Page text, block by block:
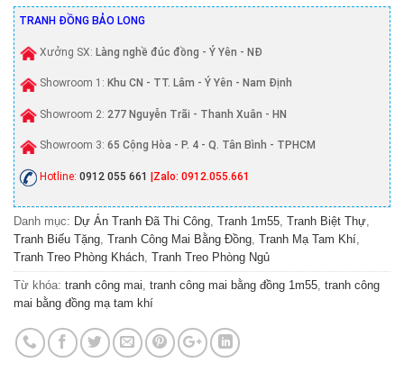
TRANH ĐỒNG BẢO LONG
Xưởng SX: Làng nghề đúc đồng - Ý Yên - NĐ
Showroom 1: Khu CN - TT. Lâm - Ý Yên - Nam Định
Showroom 2: 277 Nguyễn Trãi - Thanh Xuân - HN
Showroom 3: 65 Cộng Hòa - P. 4 - Q. Tân Bình - TPHCM
Hotline: 0912 055 661 |Zalo: 0912.055.661
Danh mục: Dự Án Tranh Đã Thi Công Tranh 1m55 Tranh Biệt Thự
Tranh Biếu Tặng Tranh Công Mai Bằng Đồng Tranh Mạ Tam Khí
Tranh Treo Phòng Khách Tranh Treo Phòng Ngủ
Từ khóa: tranh công mai tranh công mai bằng đồng 1m55 tranh công
mai bằng đồng mạ tam khí